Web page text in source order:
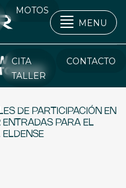
MOTOS
MENU
CITA
TALLER
CONTACTO
DE PARTICIPACIÓN EN
ENTRADAS PARA EL
ELDENSE